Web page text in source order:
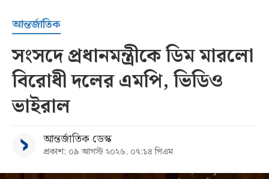
আন্তর্জাতিক
সংসদে প্রধানমন্ত্রীকে ডিম মারলো
বিরোধী দলের এমপি, ভিডিও
ভাইরাল
আন্তর্জাতিক ডেস্ক
প্রকাশ: ০৯ আগস্ট ২০২৬, ০৭:১৪ পিএম